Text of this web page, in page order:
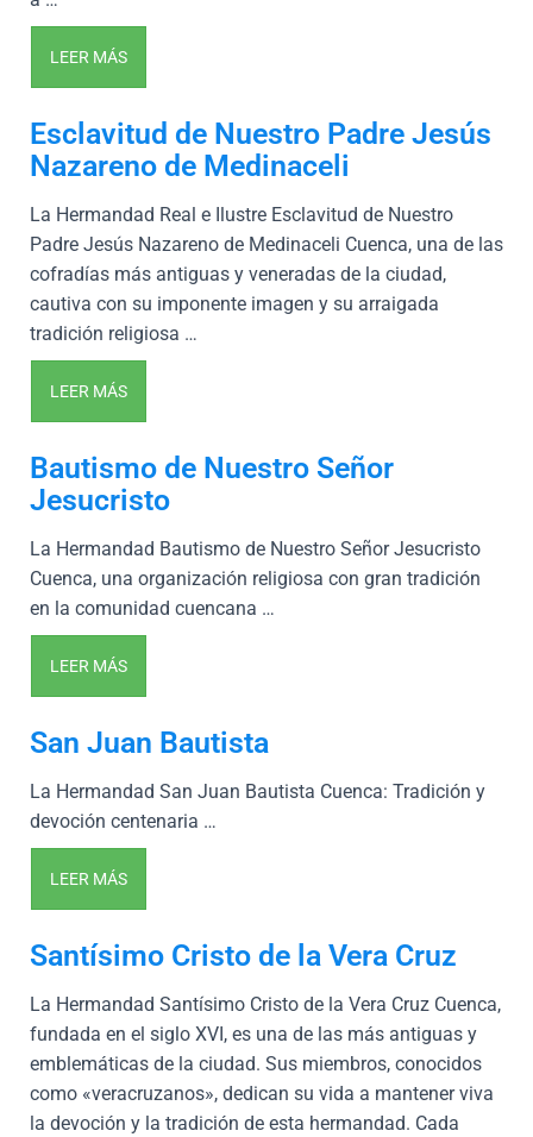
LEER MÁS
Esclavitud de Nuestro Padre Jesús
Nazareno de Medinaceli
La Hermandad Real e Ilustre Esclavitud de Nuestro
Padre Jesús Nazareno de Medinaceli Cuenca, una de las
cofradías más antiguas y veneradas de la ciudad,
cautiva con su imponente imagen y su arraigada
tradición religiosa …
LEER MÁS
Bautismo de Nuestro Señor
Jesucristo
La Hermandad Bautismo de Nuestro Señor Jesucristo
Cuenca, una organización religiosa con gran tradición
en la comunidad cuencana …
LEER MÁS
San Juan Bautista
La Hermandad San Juan Bautista Cuenca: Tradición y
devoción centenaria …
LEER MÁS
Santísimo Cristo de la Vera Cruz
La Hermandad Santísimo Cristo de la Vera Cruz Cuenca,
fundada en el siglo XVI, es una de las más antiguas y
emblemáticas de la ciudad. Sus miembros, conocidos
como «veracruzanos», dedican su vida a mantener viva
la devoción y la tradición de esta hermandad. Cada